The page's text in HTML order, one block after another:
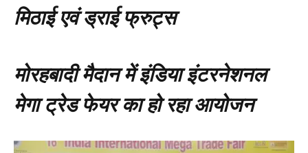
मिठाई एवं ड्राई फ्रुट्स
मोरहबादी मैदान में इंडिया इंटरनेशनल
मेगा ट्रेड फेयर का हो रहा आयोजन